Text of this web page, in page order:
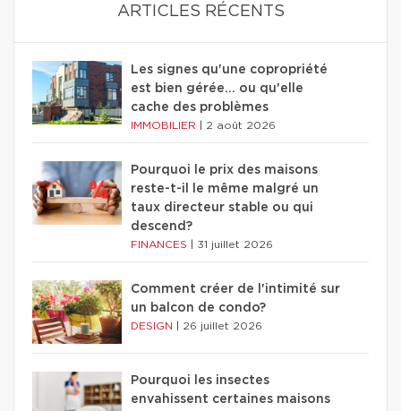
ARTICLES RÉCENTS
Les signes qu'une copropriété
est bien gérée… ou qu'elle
cache des problèmes
IMMOBILIER 2 août 2026
Pourquoi le prix des maisons
reste-t-il le même malgré un
taux directeur stable ou qui
descend?
FINANCES 31 juillet 2026
Comment créer de l'intimité sur
un balcon de condo?
DESIGN 26 juillet 2026
Pourquoi les insectes
envahissent certaines maisons